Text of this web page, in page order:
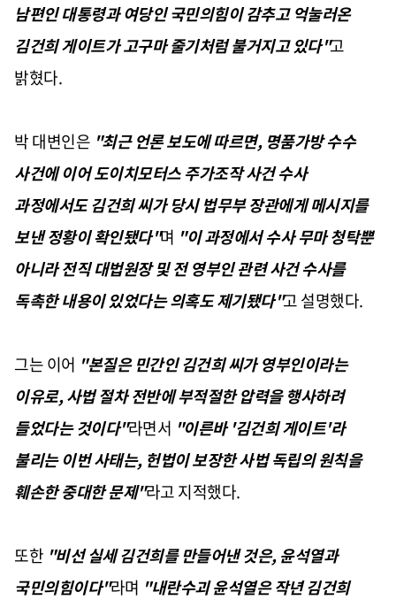
남편인 대통령과 여당인 국민의힘이 감추고 억눌러온
김건희 게이트가 고구마 줄기처럼 불거지고 있다"고
밝혔다.
박 대변인은 "최근 언론 보도에 따르면, 명품가방 수수
사건에 이어 도이치모터스 주가조작 사건 수사
과정에서도 김건희 씨가 당시 법무부 장관에게 메시지를
보낸 정황이 확인됐다"며 "이 과정에서 수사 무마 청탁뿐
아니라 전직 대법원장 및 전 영부인 관련 사건 수사를
독촉한 내용이 있었다는 의혹도 제기됐다"고 설명했다.
그는 이어 "본질은 민간인 김건희 씨가 영부인이라는
이유로, 사법 절차 전반에 부적절한 압력을 행사하려
들었다는 것이다"라면서 "이른바 '김건희 게이트'라
불리는 이번 사태는, 헌법이 보장한 사법 독립의 원칙을
훼손한 중대한 문제"라고 지적했다.
또한 "비선 실세 김건희를 만들어낸 것은, 윤석열과
국민의힘이다"라며 "내란수괴 윤석열은 작년 김건희